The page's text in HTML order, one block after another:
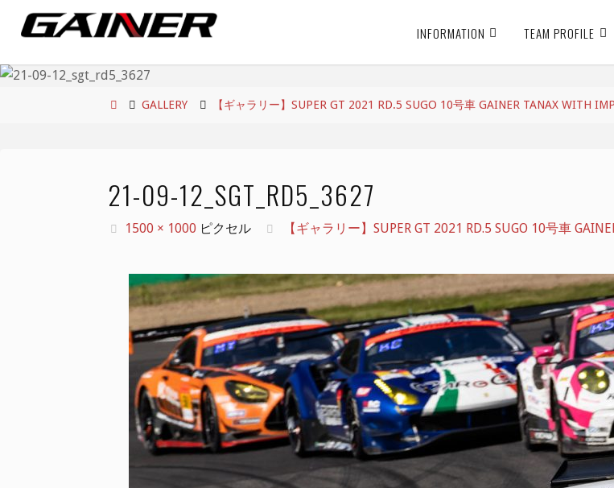
ン
INFORMATION TEAM PROFILE
ホ
GALLERY 【ギャラリー】SUPER GT 2021 RD.5 SUGO 10号車 GAINER TANAX WITH
21-09-12_SGT_RD5_3627
フ
1500 × 1000 ピクセル 【ギャラリー】SUPER GT 2021 RD.5 SUGO 10号車